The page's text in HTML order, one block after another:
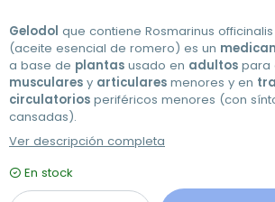
Gelodol que contiene Rosmarinus
(aceite esencial de romero) es un
a base de plantas usado en adultos para
musculares y articulares menores y en
circulatorios periféricos menores (con
cansadas).
Ver descripción completa
En stock